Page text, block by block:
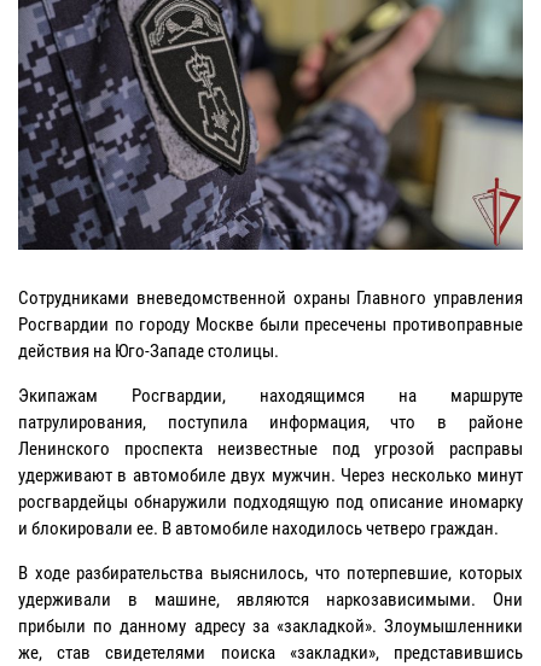
Сотрудниками вневедомственной охраны Главного управления
Росгвардии по городу Москве были пресечены противоправные
действия на Юго-Западе столицы.
Экипажам Росгвардии, находящимся на маршруте
патрулирования, поступила информация, что в районе
Ленинского проспекта неизвестные под угрозой расправы
удерживают в автомобиле двух мужчин. Через несколько минут
росгвардейцы обнаружили подходящую под описание иномарку
и блокировали ее. В автомобиле находилось четверо граждан.
В ходе разбирательства выяснилось, что потерпевшие, которых
удерживали в машине, являются наркозависимыми. Они
прибыли по данному адресу за «закладкой». Злоумышленники
же, став свидетелями поиска «закладки», представившись